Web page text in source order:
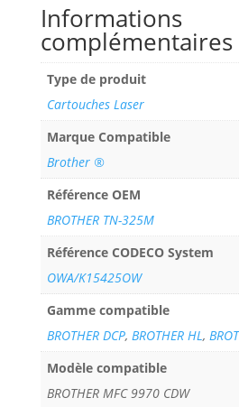
Informations
complémentaires
Type de produit
Cartouches Laser
Marque Compatible
Brother ®
Référence OEM
BROTHER TN-325M
Référence CODECO System
OWA/K15425OW
Gamme compatible
BROTHER DCP, BROTHER HL,
Modèle compatible
BROTHER MFC 9970 CDW